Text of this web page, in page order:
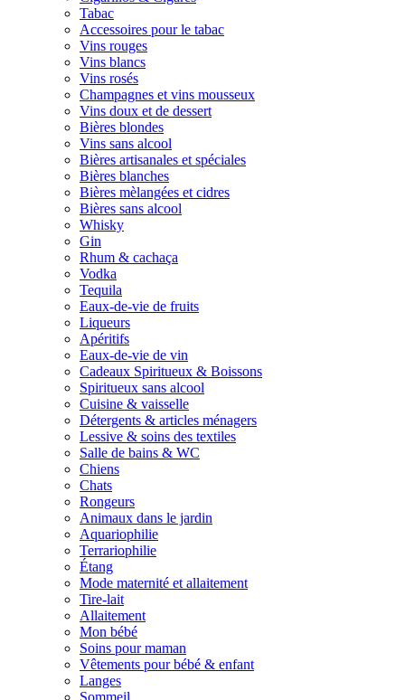
Tabac
Accessoires pour le tabac
Vins rouges
Vins blancs
Vins rosés
Champagnes et vins mousseux
Vins doux et de dessert
Bières blondes
Vins sans alcool
Bières artisanales et spéciales
Bières blanches
Bières mèlangées et cidres
Bières sans alcool
Whisky
Gin
Rhum & cachaça
Vodka
Tequila
Eaux-de-vie de fruits
Liqueurs
Apéritifs
Eaux-de-vie de vin
Cadeaux Spiritueux & Boissons
Spiritueux sans alcool
Cuisine & vaisselle
Détergents & articles ménagers
Lessive & soins des textiles
Salle de bains & WC
Chiens
Chats
Rongeurs
Animaux dans le jardin
Aquariophilie
Terrariophilie
Étang
Mode maternité et allaitement
Tire-lait
Allaitement
Mon bébé
Soins pour maman
Vêtements pour bébé & enfant
Langes
Sommeil